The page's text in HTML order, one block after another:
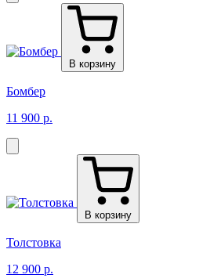
В корзину
Бомбер
11 900 р.
В корзину
Толстовка
12 900 р.